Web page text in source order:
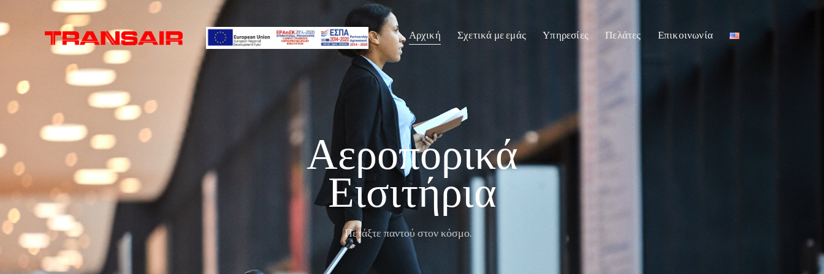
Αρχική Σχετικά με εμάς Υπηρεσίες Πελάτες Επικοινωνία
Αεροπορικά
Εισιτήρια
Πετάξτε παντού στον κόσμο.